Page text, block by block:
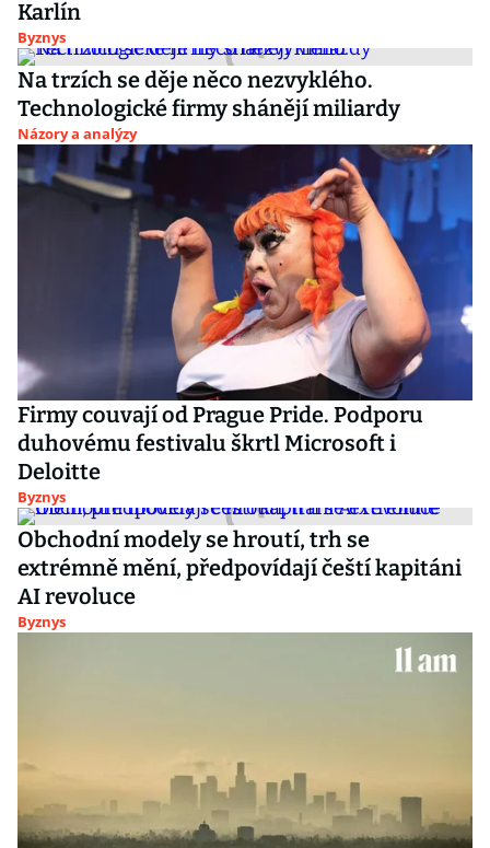
Karlín
Byznys
Na trzích se děje něco nezvyklého.
Technologické firmy shánějí miliardy
Názory a analýzy
Firmy couvají od Prague Pride. Podporu
duhovému festivalu škrtl Microsoft i
Deloitte
Byznys
Obchodní modely se hroutí, trh se
extrémně mění, předpovídají čeští kapitáni
AI revoluce
Byznys